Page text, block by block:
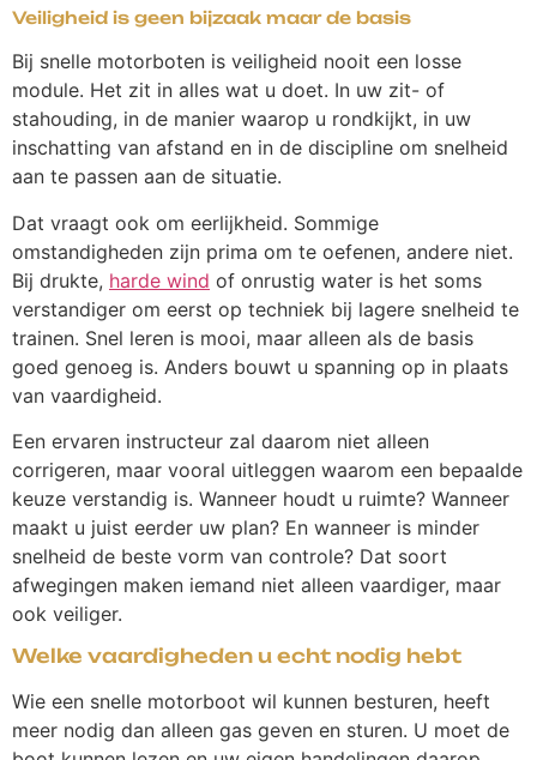
Veiligheid is geen bijzaak maar de basis
Bij snelle motorboten is veiligheid nooit een losse
module. Het zit in alles wat u doet. In uw zit- of
stahouding, in de manier waarop u rondkijkt, in uw
inschatting van afstand en in de discipline om snelheid
aan te passen aan de situatie.
Dat vraagt ook om eerlijkheid. Sommige
omstandigheden zijn prima om te oefenen, andere niet.
Bij drukte, harde wind of onrustig water is het soms
verstandiger om eerst op techniek bij lagere snelheid te
trainen. Snel leren is mooi, maar alleen als de basis
goed genoeg is. Anders bouwt u spanning op in plaats
van vaardigheid.
Een ervaren instructeur zal daarom niet alleen
corrigeren, maar vooral uitleggen waarom een bepaalde
keuze verstandig is. Wanneer houdt u ruimte? Wanneer
maakt u juist eerder uw plan? En wanneer is minder
snelheid de beste vorm van controle? Dat soort
afwegingen maken iemand niet alleen vaardiger, maar
ook veiliger.
Welke vaardigheden u echt nodig hebt
Wie een snelle motorboot wil kunnen besturen, heeft
meer nodig dan alleen gas geven en sturen. U moet de